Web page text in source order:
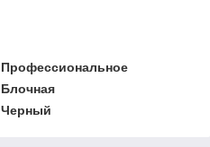
Профессиональное
Блочная
Черный